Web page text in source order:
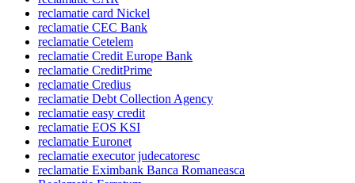
reclamatie card Nickel
reclamatie CEC Bank
reclamatie Cetelem
reclamatie Credit Europe Bank
reclamatie CreditPrime
reclamatie Credius
reclamatie Debt Collection Agency
reclamatie easy credit
reclamatie EOS KSI
reclamatie Euronet
reclamatie executor judecatoresc
reclamatie Eximbank Banca Romaneasca